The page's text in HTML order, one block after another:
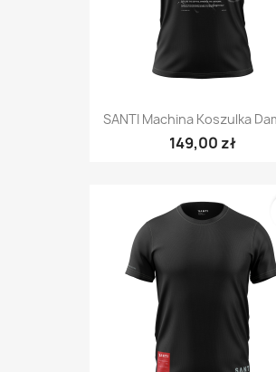
SANTI Machina Koszulka
149,00 zł